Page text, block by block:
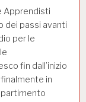
Apprendisti
dei passi avanti
per le
fin dall’inizio
in